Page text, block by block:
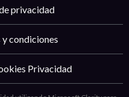
privacidad
y condiciones
Privacidad